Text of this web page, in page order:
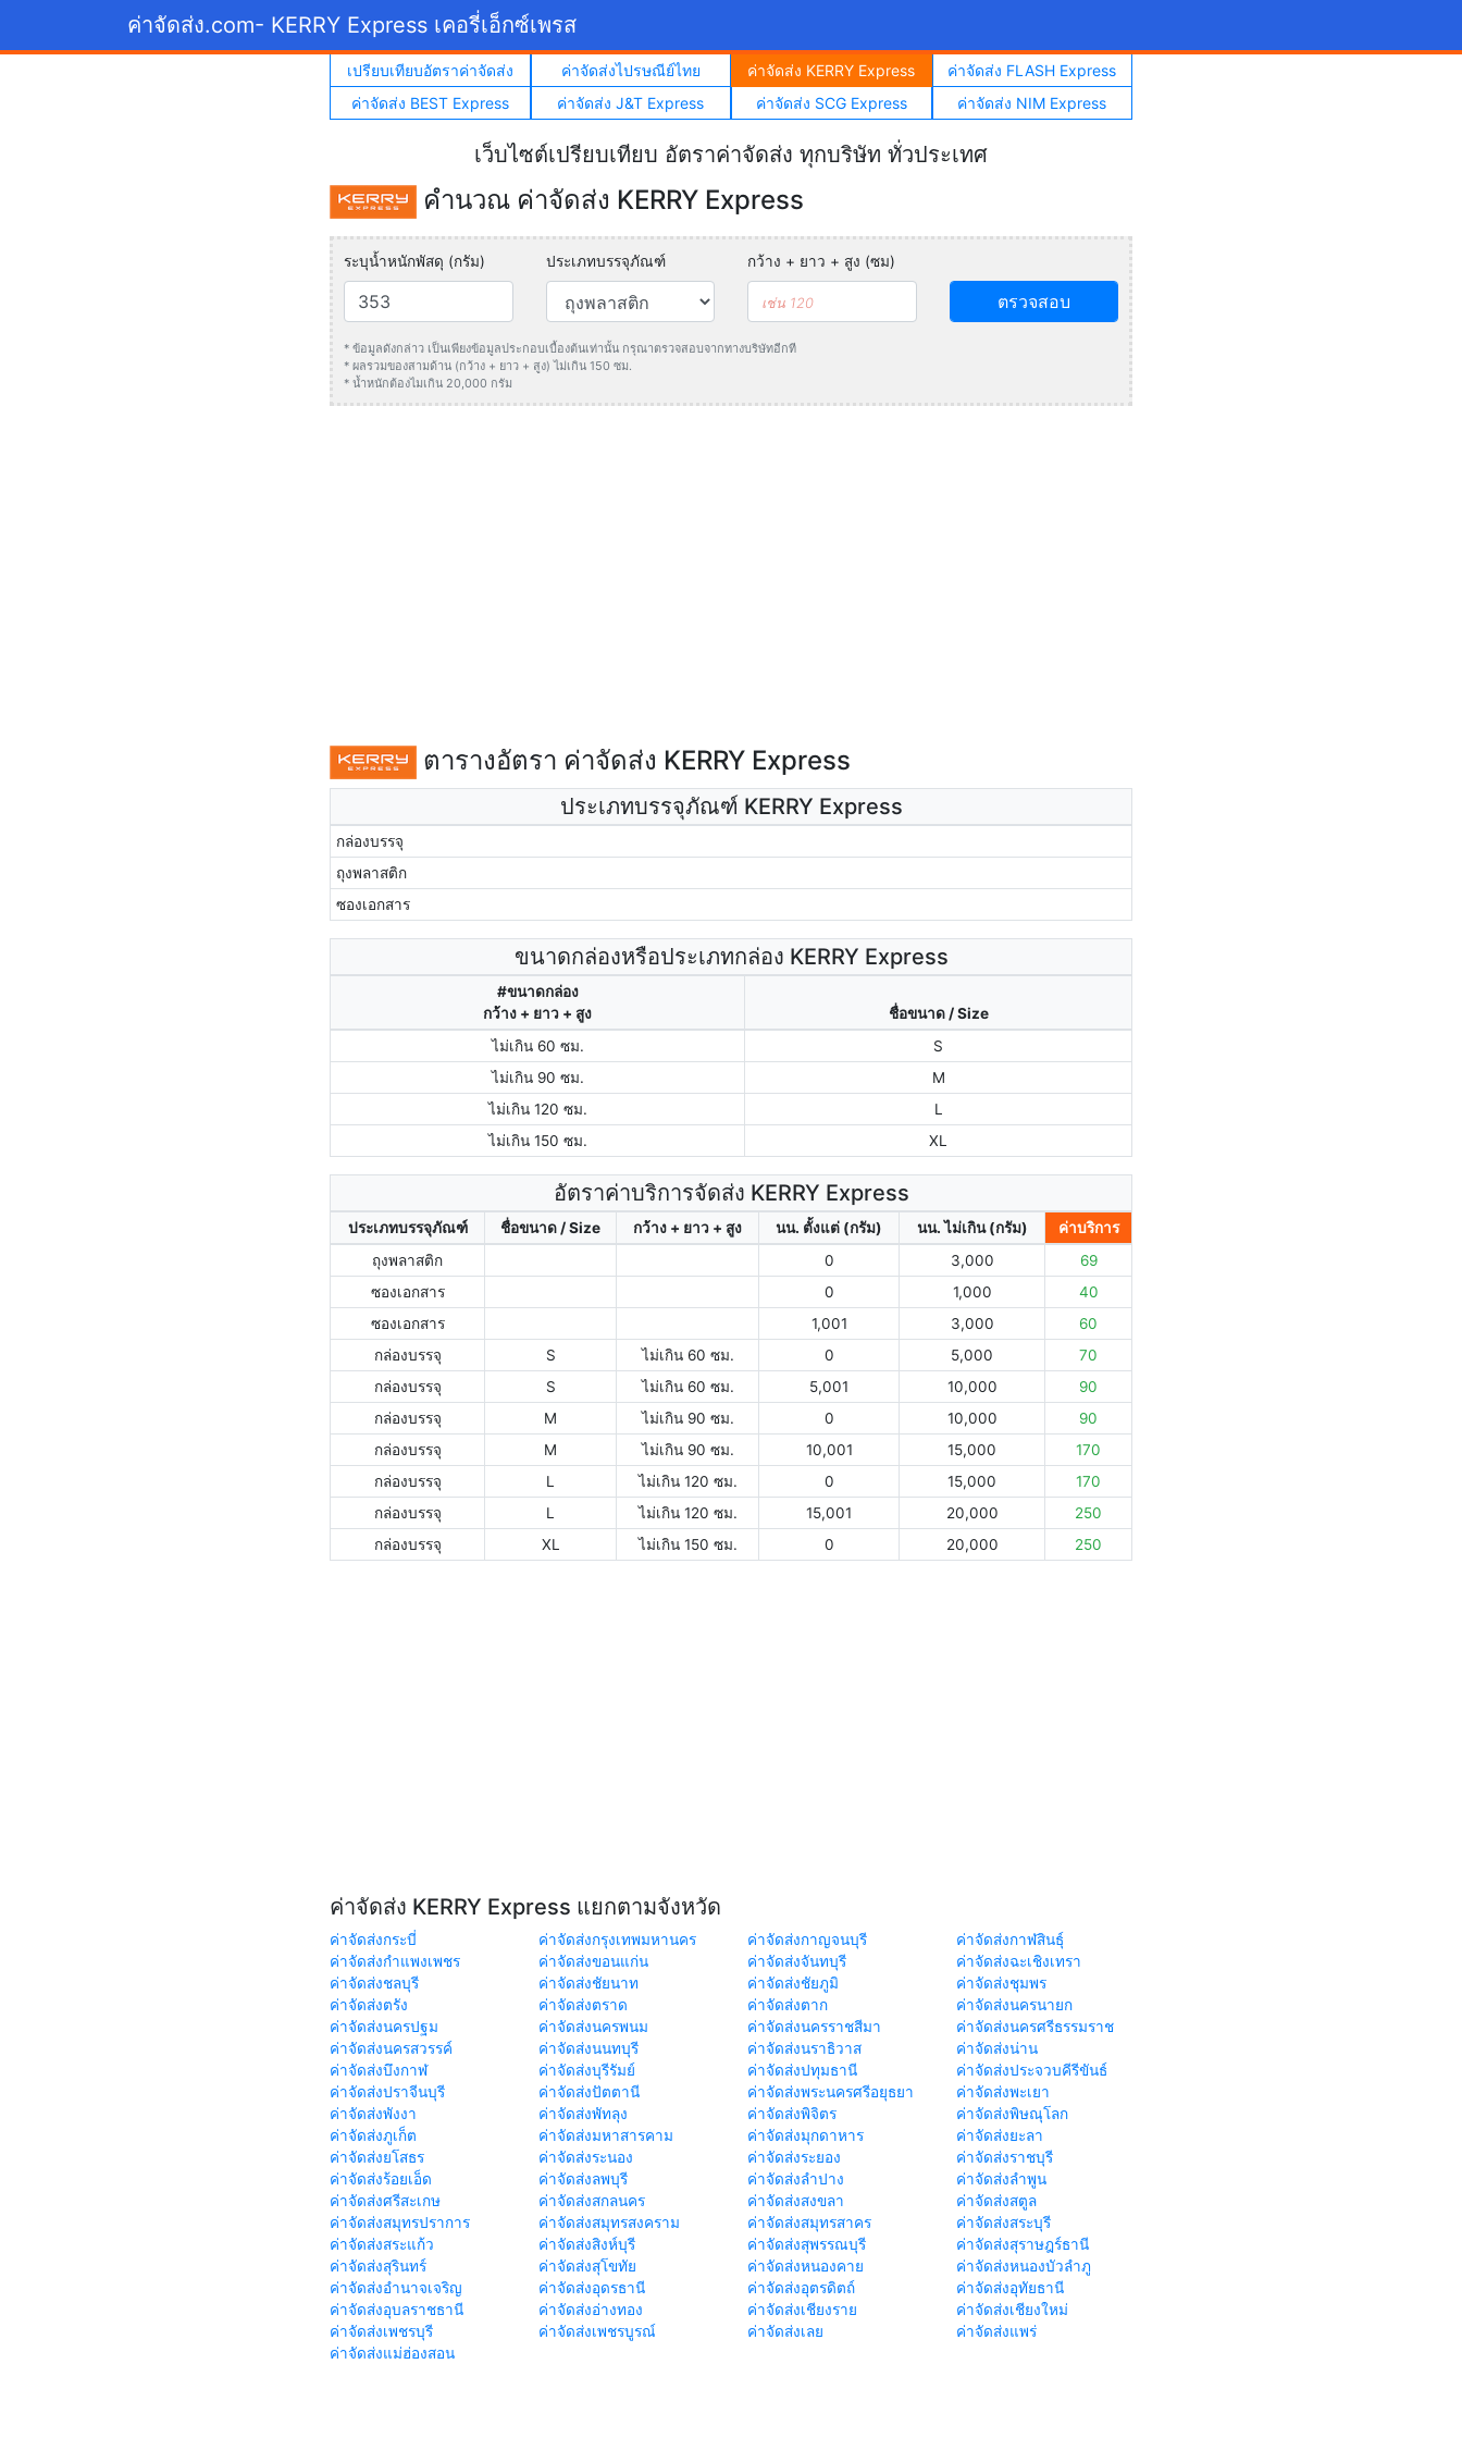
ค่าจัดส่ง.com- KERRY Express เคอรี่เอ็กซ์เพรส
เปรียบเทียบอัตราค่าจัดส่ง ค่าจัดส่งไปรษณีย์ไทย ค่าจัดส่ง KERRY Express
ค่าจัดส่ง FLASH Express
ค่าจัดส่ง BEST Express
ค่าจัดส่ง J&T Express ค่าจัดส่ง SCG Express ค่าจัดส่ง NIM Express
เว็บไซต์เปรียบเทียบ อัตราค่าจัดส่ง ทุกบริษัท ทั่วประเทศ
คำนวณ ค่าจัดส่ง KERRY Express
ระบุน้ำหนักพัสดุ (กรัม) ประเภทบรรจุภัณฑ์ กว้าง + ยาว + สูง (ซม)
ตรวจสอบ
* ข้อมูลดังกล่าว เป็นเพียงข้อมูลประกอบเบื้องต้นเท่านั้น กรุณาตรวจสอบจากทางบริษัทอีกที
* ผลรวมของสามด้าน (กว้าง + ยาว + สูง) ไม่เกิน 150 ซม.
* น้ำหนักต้องไมเกิน 20,000 กรัม
ตารางอัตรา ค่าจัดส่ง KERRY Express
ประเภทบรรจุภัณฑ์ KERRY Express
กล่องบรรจุ
ถุงพลาสติก
ซองเอกสาร
ขนาดกล่องหรือประเภทกล่อง KERRY Express
#ขนาดกล่อง
กว้าง + ยาว + สูง
ชื่อขนาด / Size
ไม่เกิน 60 ซม.
S
ไม่เกิน 90 ซม.
M
ไม่เกิน 120 ซม.
L
ไม่เกิน 150 ซม.
XL
อัตราค่าบริการจัดส่ง KERRY Express
ประเภทบรรจุภัณฑ์ ชื่อขนาด / Size กว้าง + ยาว + สูง นน. ตั้งแต่ (กรัม) นน. ไม่เกิน (กรัม)
ค่าบริการ
ถุงพลาสติก
0 3,000
69
ซองเอกสาร
0 1,000
40
ซองเอกสาร
1,001 3,000
60
กล่องบรรจุ
S ไม่เกิน 60 ซม. 0 5,000
70
กล่องบรรจุ
S ไม่เกิน 60 ซม. 5,001 10,000
90
กล่องบรรจุ
M ไม่เกิน 90 ซม. 0 10,000
90
กล่องบรรจุ
M ไม่เกิน 90 ซม. 10,001 15,000
170
กล่องบรรจุ
L ไม่เกิน 120 ซม. 0 15,000
170
กล่องบรรจุ
L ไม่เกิน 120 ซม. 15,001 20,000
250
กล่องบรรจุ
XL ไม่เกิน 150 ซม. 0 20,000 250
ค่าจัดส่ง KERRY Express แยกตามจังหวัด
ค่าจัดส่งกระบี่ ค่าจัดส่งกรุงเทพมหานคร ค่าจัดส่งกาญจนบุรี
ค่าจัดส่งกาฬสินธุ์
ค่าจัดส่งกำแพงเพชร
ค่าจัดส่งขอนแก่น ค่าจัดส่งจันทบุรี
ค่าจัดส่งฉะเชิงเทรา
ค่าจัดส่งชลบุรี
ค่าจัดส่งชัยนาท ค่าจัดส่งชัยภูมิ
ค่าจัดส่งชุมพร
ค่าจัดส่งตรัง
ค่าจัดส่งตราด ค่าจัดส่งตาก
ค่าจัดส่งนครนายก
ค่าจัดส่งนครปฐม
ค่าจัดส่งนครพนม ค่าจัดส่งนครราชสีมา
ค่าจัดส่งนครศรีธรรมราช
ค่าจัดส่งนครสวรรค์
ค่าจัดส่งนนทบุรี ค่าจัดส่งนราธิวาส
ค่าจัดส่งน่าน
ค่าจัดส่งบึงกาฬ
ค่าจัดส่งบุรีรัมย์ ค่าจัดส่งปทุมธานี
ค่าจัดส่งประจวบคีรีขันธ์
ค่าจัดส่งปราจีนบุรี
ค่าจัดส่งปัตตานี ค่าจัดส่งพระนครศรีอยุธยา
ค่าจัดส่งพะเยา
ค่าจัดส่งพังงา
ค่าจัดส่งพัทลุง ค่าจัดส่งพิจิตร
ค่าจัดส่งพิษณุโลก
ค่าจัดส่งภูเก็ต
ค่าจัดส่งมหาสารคาม ค่าจัดส่งมุกดาหาร
ค่าจัดส่งยะลา
ค่าจัดส่งยโสธร
ค่าจัดส่งระนอง ค่าจัดส่งระยอง
ค่าจัดส่งราชบุรี
ค่าจัดส่งร้อยเอ็ด
ค่าจัดส่งลพบุรี ค่าจัดส่งลำปาง
ค่าจัดส่งลำพูน
ค่าจัดส่งศรีสะเกษ
ค่าจัดส่งสกลนคร ค่าจัดส่งสงขลา
ค่าจัดส่งสตูล
ค่าจัดส่งสมุทรปราการ
ค่าจัดส่งสมุทรสงคราม ค่าจัดส่งสมุทรสาคร
ค่าจัดส่งสระบุรี
ค่าจัดส่งสระแก้ว
ค่าจัดส่งสิงห์บุรี ค่าจัดส่งสุพรรณบุรี
ค่าจัดส่งสุราษฎร์ธานี
ค่าจัดส่งสุรินทร์
ค่าจัดส่งสุโขทัย ค่าจัดส่งหนองคาย
ค่าจัดส่งหนองบัวลำภู
ค่าจัดส่งอำนาจเจริญ
ค่าจัดส่งอุดรธานี ค่าจัดส่งอุตรดิตถ์
ค่าจัดส่งอุทัยธานี
ค่าจัดส่งอุบลราชธานี
ค่าจัดส่งอ่างทอง ค่าจัดส่งเชียงราย
ค่าจัดส่งเชียงใหม่
ค่าจัดส่งเพชรบุรี
ค่าจัดส่งเพชรบูรณ์ ค่าจัดส่งเลย
ค่าจัดส่งแพร่
ค่าจัดส่งแม่ฮ่องสอน